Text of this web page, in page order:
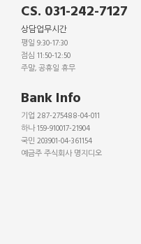
CS. 031-242-7127
상담업무시간
평일 9:30-17:30
점심 11:50-12:50
주말, 공휴일 휴무
Bank Info
기업 287-275488-04-011
하나 159-910017-21904
국민 203901-04-361154
예금주 주식회사 명지디오